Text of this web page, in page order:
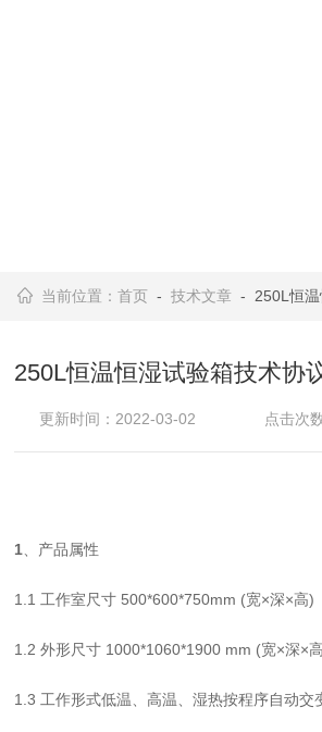
当前位置：首页 -技术文章 - 250L恒温
250L恒温恒湿试验箱技术协
更新时间：2022-03-02 点击次
1 、产品属性
1.1 工作室尺寸 500*600*750mm (宽×深×高)
1.2外形尺寸 1000*1060*1900 mm (宽×深×
1.3 工作形式低温、高温、湿热按程序自动交